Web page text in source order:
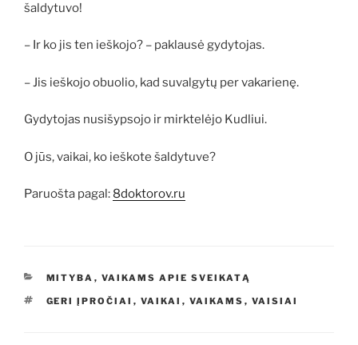
šaldytuvo!
– Ir ko jis ten ieškojo? – paklausė gydytojas.
– Jis ieškojo obuolio, kad suvalgytų per vakarienę.
Gydytojas nusišypsojo ir mirktelėjo Kudliui.
O jūs, vaikai, ko ieškote šaldytuve?
Paruošta pagal: 8doktorov.ru
KATEGORIJOS
MITYBA , VAIKAMS APIE SVEIKATĄ
ŽYMOS
GERI ĮPROČIAI , VAIKAI , VAIKAMS , VAISIAI